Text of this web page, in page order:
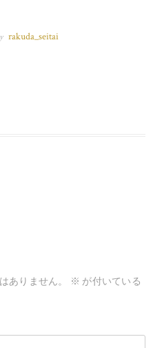
rakuda_seitai
ありません。 ※ が付いている